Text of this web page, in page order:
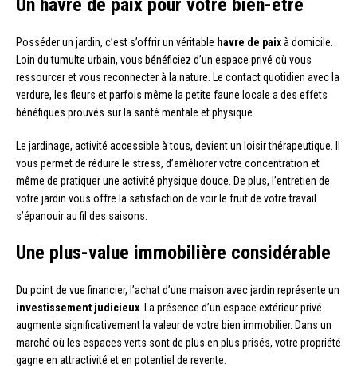
Un havre de paix pour votre bien-être
Posséder un jardin, c’est s’offrir un véritable havre de paixà domicile.
Loin du tumulte urbain, vous bénéficiez d’un espace privé où vous
ressourcer et vous reconnecter à la nature. Le contact quotidien avec la
verdure, les fleurs et parfois même la petite faune locale a des effets
bénéfiques prouvés sur la santé mentale et physique.
Le jardinage, activité accessible à tous, devient un loisir thérapeutique. Il
vous permet de réduire le stress, d’améliorer votre concentration et
même de pratiquer une activité physique douce. De plus, l’entretien de
votre jardin vous offre la satisfaction de voir le fruit de votre travail
s’épanouir au fil des saisons.
Une plus-value immobilière considérable
Du point de vue financier, l’achat d’une maison avec jardin représente un
investissement judicieux. La présence d’un espace extérieur privé
augmente significativement la valeur de votre bien immobilier. Dans un
marché où les espaces verts sont de plus en plus prisés, votre propriété
gagne en attractivité et en potentiel de revente.